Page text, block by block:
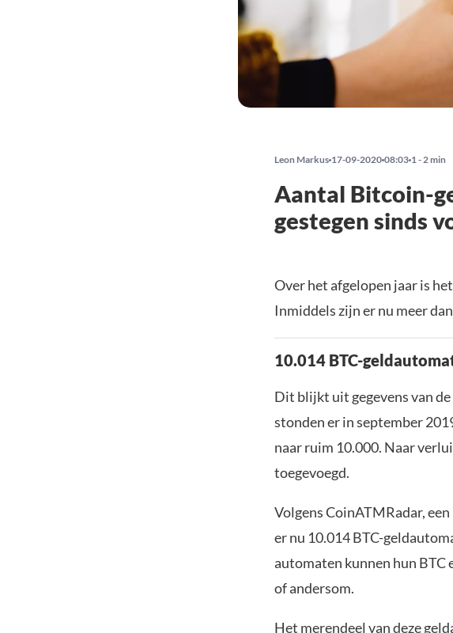
Leon Markus 17-09-2020 08:03 1 - 2 min
Aantal Bitcoin-
gestegen sinds
Over het afgelopen jaar is
Inmiddels zijn er nu meer
10.014 BTC-
Dit blijkt uit gegevens van
stonden er in september
naar ruim 10.000. Naar
toegevoegd.
Volgens CoinATMRadar,
er nu 10.014 BTC-
automaten kunnen hun BTC
of andersom.
Het merendeel van deze